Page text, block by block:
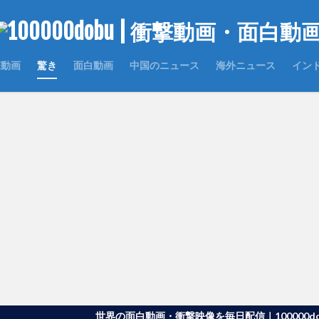
画 驚き 面白動画 中国のニュース 海外ニュース イン
世界の面白動画・衝撃映像を毎日配信｜100000dobu